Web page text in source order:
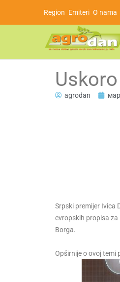
Region Emiteri O nama
agrodan
Srpski premijer Ivica
evropskih propisa
Borga.
Opširnije o ovoj temi